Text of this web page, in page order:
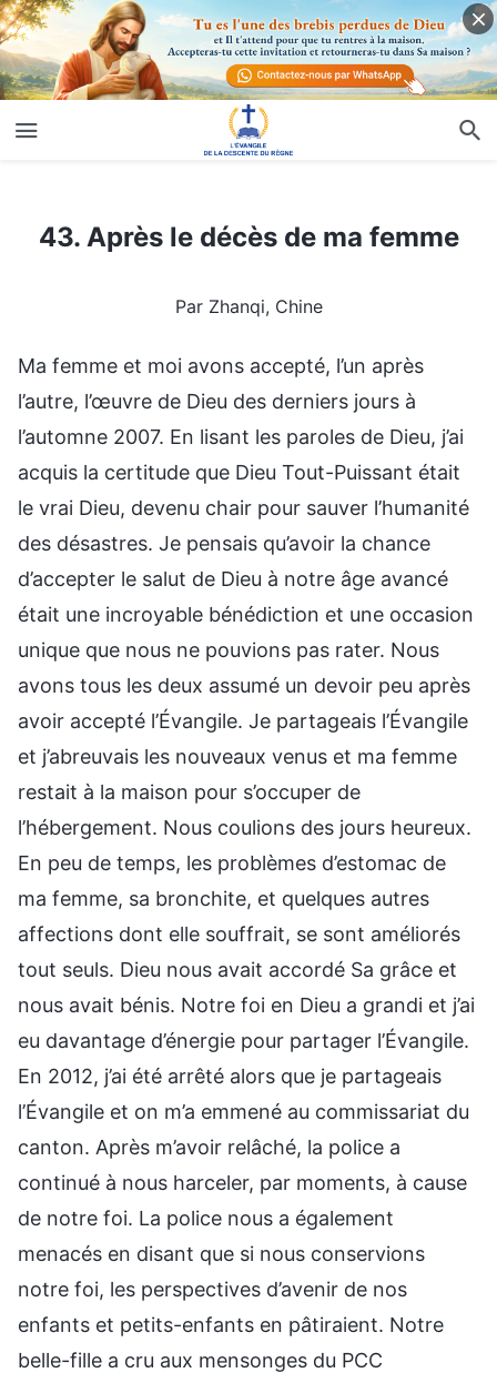
43. Après le décès de ma femme
43. Après le décès de ma femme
Par Zhanqi, Chine
Ma femme et moi avons accepté, l’un après
l’autre, l’œuvre de Dieu des derniers jours à
l’automne 2007. En lisant les paroles de Dieu, j’ai
acquis la certitude que Dieu Tout-Puissant était
le vrai Dieu, devenu chair pour sauver l’humanité
des désastres. Je pensais qu’avoir la chance
d’accepter le salut de Dieu à notre âge avancé
était une incroyable bénédiction et une occasion
unique que nous ne pouvions pas rater. Nous
avons tous les deux assumé un devoir peu après
avoir accepté l’Évangile. Je partageais l’Évangile
et j’abreuvais les nouveaux venus et ma femme
restait à la maison pour s’occuper de
l’hébergement. Nous coulions des jours heureux.
En peu de temps, les problèmes d’estomac de
ma femme, sa bronchite, et quelques autres
affections dont elle souffrait, se sont améliorés
tout seuls. Dieu nous avait accordé Sa grâce et
nous avait bénis. Notre foi en Dieu a grandi et j’ai
eu davantage d’énergie pour partager l’Évangile.
En 2012, j’ai été arrêté alors que je partageais
l’Évangile et on m’a emmené au commissariat du
canton. Après m’avoir relâché, la police a
continué à nous harceler, par moments, à cause
de notre foi. La police nous a également
menacés en disant que si nous conservions
notre foi, les perspectives d’avenir de nos
enfants et petits-enfants en pâtiraient. Notre
belle-fille a cru aux mensonges du PCC